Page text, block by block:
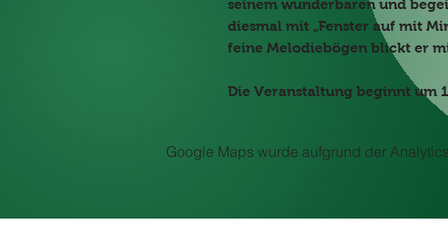
seinem wunderbaren und
diesmal mit „Fenster auf mit
feine Melodiebögen blickt er
Die Veranstaltung beginnt um
Google Maps wurde aufgrund der